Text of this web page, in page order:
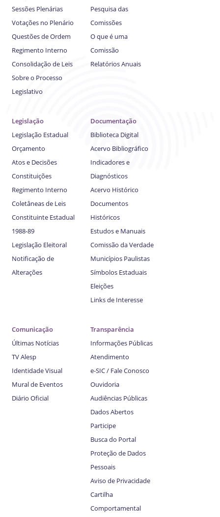
Sessões Plenárias
Votações no Plenário
Questões de Ordem
Regimento Interno
Consolidação de Leis
Sobre o Processo
Legislativo
Pesquisa das
Comissões
O que é uma
Comissão
Relatórios Anuais
Legislação
Legislação Estadual
Orçamento
Atos e Decisões
Constituições
Regimento Interno
Coletâneas de Leis
Constituinte Estadual
1988-89
Legislação Eleitoral
Notificação de
Alterações
Documentação
Biblioteca Digital
Acervo Bibliográfico
Indicadores e
Diagnósticos
Acervo Histórico
Documentos
Históricos
Estudos e Manuais
Comissão da Verdade
Municípios Paulistas
Símbolos Estaduais
Eleições
Links de Interesse
Comunicação
Últimas Notícias
TV Alesp
Identidade Visual
Mural de Eventos
Diário Oficial
Transparência
Informações Públicas
Atendimento
e-SIC / Fale Conosco
Ouvidoria
Audiências Públicas
Dados Abertos
Participe
Busca do Portal
Proteção de Dados
Pessoais
Aviso de Privacidade
Cartilha
Comportamental